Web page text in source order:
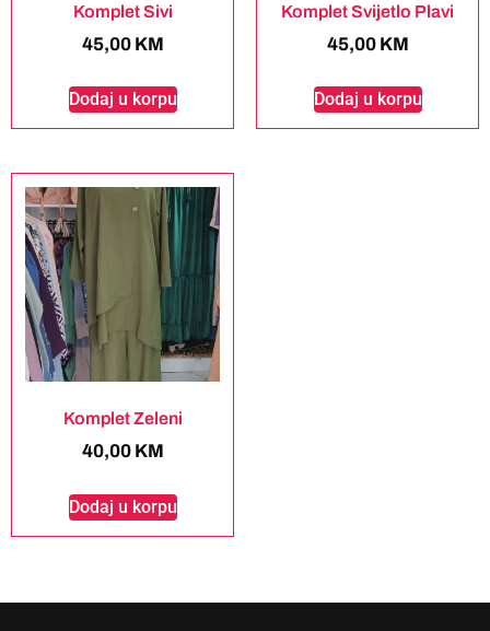
Komplet Sivi
45,00 KM
Dodaj u korpu
Komplet Svijetlo Plavi
45,00 KM
Dodaj u korpu
Komplet Zeleni
40,00 KM
Dodaj u korpu